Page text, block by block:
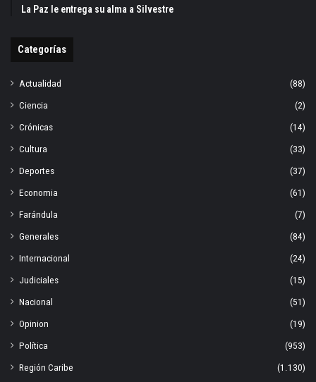
La Paz le entrega su alma a Silvestre
Categorías
Actualidad
(88)
Ciencia
(2)
Crónicas
(14)
Cultura
(33)
Deportes
(37)
Economia
(61)
Farándula
(7)
Generales
(84)
Internacional
(24)
Judiciales
(15)
Nacional
(51)
Opinion
(19)
Política
(953)
Región Caribe
(1.130)